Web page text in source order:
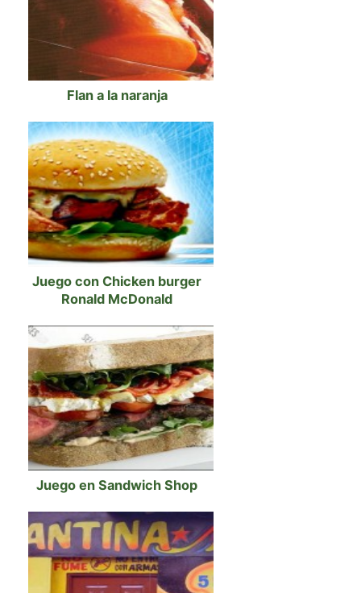
Flan a la naranja
Juego con Chicken burger
Ronald McDonald
Juego en Sandwich Shop